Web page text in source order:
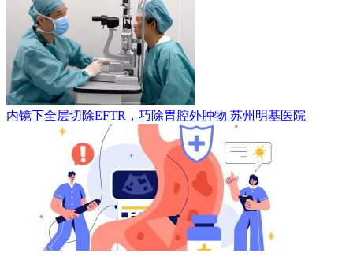
内镜下全层切除EFTR，巧除胃腔外肿物 苏州明基医院